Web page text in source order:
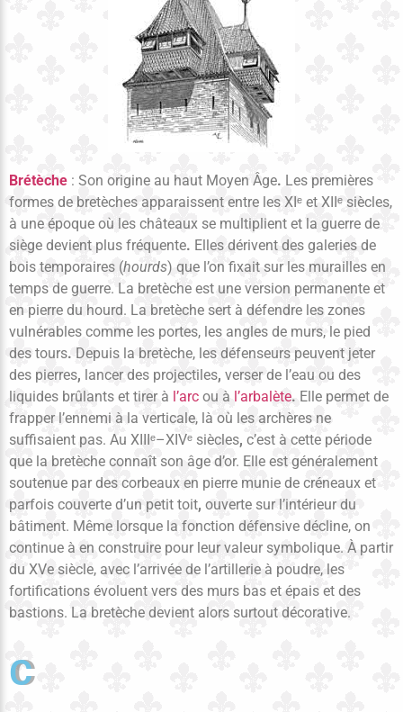
Brétèche : Son origine au haut Moyen Âge. Les premières
formes de bretèches apparaissent entre les XIᵉ et XIIᵉ siècles,
à une époque où les châteaux se multiplient et la guerre de
siège devient plus fréquente. Elles dérivent des galeries de
bois temporaires (hourds) que l’on fixait sur les murailles en
temps de guerre. La bretèche est une version permanente et
en pierre du hourd. La bretèche sert à défendre les zones
vulnérables comme les portes, les angles de murs, le pied
des tours. Depuis la bretèche, les défenseurs peuvent jeter
des pierres, lancer des projectiles, verser de l’eau ou des
liquides brûlants et tirer à l’arc ou à l’arbalète. Elle permet de
frapper l’ennemi à la verticale, là où les archères ne
suffisaient pas. Au XIIIᵉ–XIVᵉ siècles, c’est à cette période
que la bretèche connaît son âge d’or. Elle est généralement
soutenue par des corbeaux en pierre munie de créneaux et
parfois couverte d’un petit toit, ouverte sur l’intérieur du
bâtiment. Même lorsque la fonction défensive décline, on
continue à en construire pour leur valeur symbolique. À partir
du XVe siècle, avec l’arrivée de l’artillerie à poudre, les
fortifications évoluent vers des murs bas et épais et des
bastions. La bretèche devient alors surtout décorative.
C